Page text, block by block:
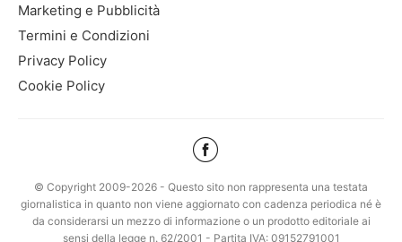
Marketing e Pubblicità
Termini e Condizioni
Privacy Policy
Cookie Policy
© Copyright 2009-2026 - Questo sito non rappresenta una testata
giornalistica in quanto non viene aggiornato con cadenza periodica né è
da considerarsi un mezzo di informazione o un prodotto editoriale ai
sensi della legge n. 62/2001 - Partita IVA: 09152791001